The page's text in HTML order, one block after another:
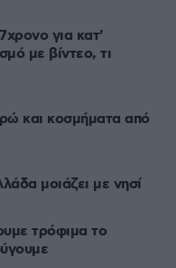
για κατ'
με βίντεο, τι
και κοσμήματα από
μοιάζει με νησί
τρόφιμα το